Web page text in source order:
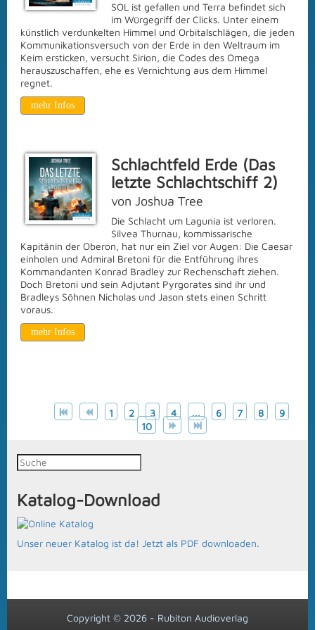
SOL ist gefallen und Terra befindet sich
im Würgegriff der Clicks. Unter einem
künstlich verdunkelten Himmel und Orbitalschlägen, die jeden
Kommunikationsversuch von der Erde in den Weltraum im
Keim ersticken, versucht Sirion, die Codes des Omega
herauszuschaffen, ehe es Vernichtung aus dem Himmel
regnet.
mehr Infos
Schlachtfeld Erde (Das
letzte Schlachtschiff 2)
von Joshua Tree
Die Schlacht um Lagunia ist verloren.
Silvea Thurnau, kommissarische
Kapitänin der Oberon, hat nur ein Ziel vor Augen: Die Caesar
einholen und Admiral Bretoni für die Entführung ihres
Kommandanten Konrad Bradley zur Rechenschaft ziehen.
Doch Bretoni und sein Adjutant Pyrgorates sind ihr und
Bradleys Söhnen Nicholas und Jason stets einen Schritt
voraus.
mehr Infos
1
2 3 4 ... 6 7 8
9
10
Katalog-Download
Unser neuer Katalog ist da! Jetzt als PDF downloaden.
Copyright © 2026 - Rubiton Audioverlag